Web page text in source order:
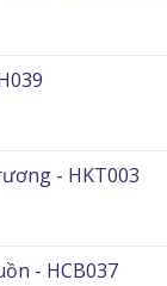
- HKT003
- HCB037